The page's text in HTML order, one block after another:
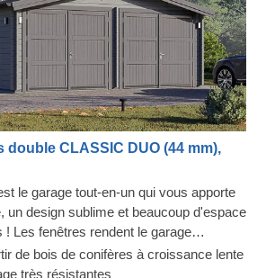
double CLASSIC DUO (44 mm),
le garage tout-en-un qui vous apporte
un design sublime et beaucoup d'espace
! Les fenêtres rendent le garage
et la construction robuste assure la
Préparez-vous à faire moins
de bois de conifères à croissance lente
très résistantes